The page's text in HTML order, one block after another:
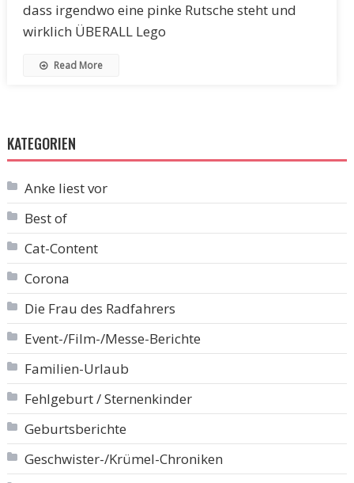
dass irgendwo eine pinke Rutsche steht und
wirklich ÜBERALL Lego
Read More
KATEGORIEN
Anke liest vor
Best of
Cat-Content
Corona
Die Frau des Radfahrers
Event-/Film-/Messe-Berichte
Familien-Urlaub
Fehlgeburt / Sternenkinder
Geburtsberichte
Geschwister-/Krümel-Chroniken